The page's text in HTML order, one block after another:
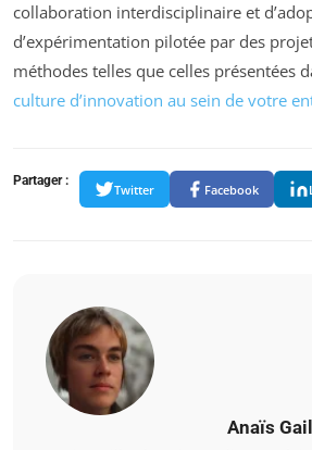
collaboration interdisciplinaire et
d’expérimentation pilotée par des
méthodes telles que celles présentées
culture d’innovation au sein de votre
Partager :
Twitter Facebook
Anaïs